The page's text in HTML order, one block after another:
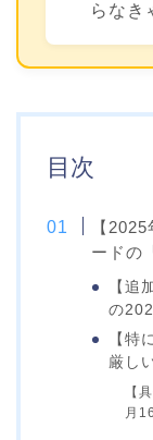
らなき
目次
【
ードの
【追
の
【特
厳し
【
月